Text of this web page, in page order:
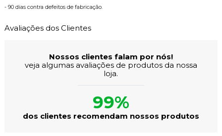
- 90 dias contra defeitos de fabricação.
Avaliações dos Clientes
Nossos clientes falam por nós!
veja algumas avaliações de produtos da nossa
loja.
99%
dos clientes recomendam nossos produtos